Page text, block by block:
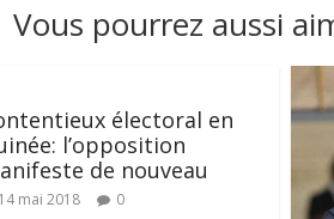
Vous pourrez aussi
électoral en
l’opposition
de nouveau
14 mai 2018 0